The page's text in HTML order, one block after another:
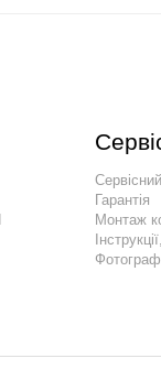
Гарантія
Монтаж